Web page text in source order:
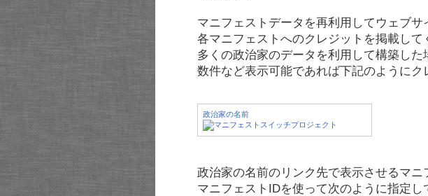
マニフェストデータを再利用してウェブサ
各マニフェストへのクレジットを掲載して
多くの政治家のデータを利用して構築し
数件など表示可能であれば下記のようにク
政治家の名前
政治家の名前のリンク先で表示させるマニ
マニフェストIDを使って次のように指定し